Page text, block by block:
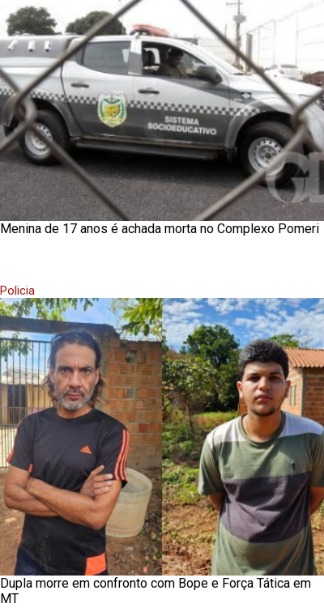
Menina de 17 anos é achada morta no Complexo Pomeri
Policia
Dupla morre em confronto com Bope e Força Tática em
MT